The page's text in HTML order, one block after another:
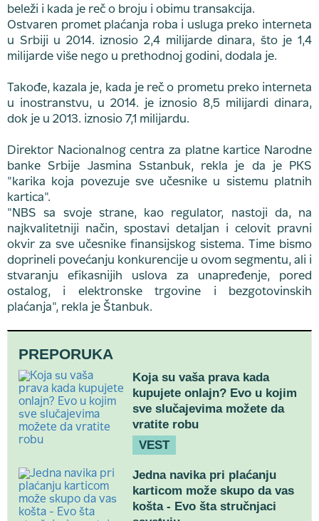
beleži i kada je reč o broju i obimu transakcija.
Ostvaren promet plaćanja roba i usluga preko interneta
u Srbiji u 2014. iznosio 2,4 milijarde dinara, što je 1,4
milijarde više nego u prethodnoj godini, dodala je.
Takođe, kazala je, kada je reč o prometu preko interneta
u inostranstvu, u 2014. je iznosio 8,5 milijardi dinara,
dok je u 2013. iznosio 7,1 milijardu.
Direktor Nacionalnog centra za platne kartice Narodne
banke Srbije Jasmina Sstanbuk, rekla je da je PKS
"karika koja povezuje sve učesnike u sistemu platnih
kartica".
"NBS sa svoje strane, kao regulator, nastoji da, na
najkvalitetniji način, spostavi detaljan i celovit pravni
okvir za sve učesnike finansijskog sistema. Time bismo
doprineli povećanju konkurencije u ovom segmentu, ali i
stvaranju efikasnijih uslova za unapređenje, pored
ostalog, i elektronske trgovine i bezgotovinskih
plaćanja", rekla je Štanbuk.
PREPORUKA
Koja su vaša prava kada
kupujete onlajn? Evo u kojim
sve slučajevima možete da
vratite robu
VEST
Jedna navika pri plaćanju
karticom može skupo da vas
košta - Evo šta stručnjaci